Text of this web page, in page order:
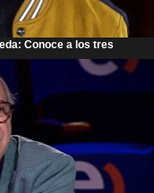
Conoce a los tres